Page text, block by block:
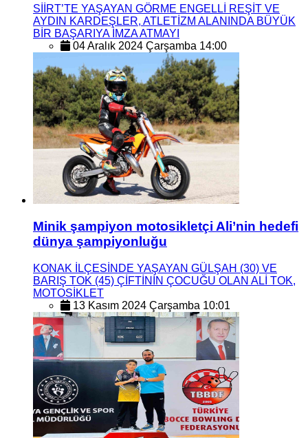
SİİRT’TE YAŞAYAN GÖRME ENGELLİ REŞİT VE
AYDIN KARDEŞLER, ATLETİZM ALANINDA BÜYÜK
BİR BAŞARIYA İMZA ATMAYI
04 Aralık 2024 Çarşamba 14:00
Minik şampiyon motosikletçi Ali’nin hedefi
dünya şampiyonluğu
KONAK İLÇESİNDE YAŞAYAN GÜLŞAH (30) VE
BARIŞ TOK (45) ÇİFTİNİN ÇOCUĞU OLAN ALİ TOK,
MOTOSİKLET
13 Kasım 2024 Çarşamba 10:01